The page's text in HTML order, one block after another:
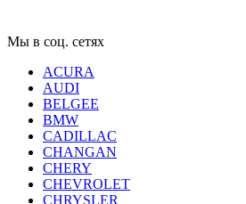
Мы в соц. сетях
ACURA
AUDI
BELGEE
BMW
CADILLAC
CHANGAN
CHERY
CHEVROLET
CHRYSLER